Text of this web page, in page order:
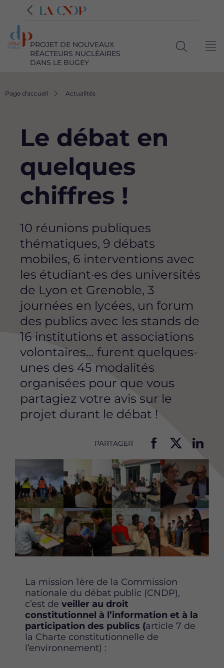
PROJET DE NOUVEAUX
RÉACTEURS NUCLÉAIRES
DANS LE BUGEY
Fil
Page d'accueil Actualités
Le débat en
quelques
chiffres !
10 réunions publiques
thématiques, 9 débats
mobiles, 6 interventions avec
les étudiant·es des universités
de Lyon et Grenoble, 3
journées en lycées, un forum
des publics avec les stands de
16 institutions et associations
volontaires… furent quelques-
unes des 45 modalités
organisées pour que vous
partagiez votre avis sur le
projet durant le débat !
PARTAGER
a
r
t
a
g
e
r
c
e
e
p
g
e
s
a
t
a
g
e
r
c
e
e
p
g
e
r
t
a
g
e
r
e
g
e
La mission 1ère de la Commission
nationale du débat public (CNDP),
c’est de veiller au droit
constitutionnel à l’information et à la
participation des publics (article 7 de
la Charte constitutionnelle de
l’environnement) :